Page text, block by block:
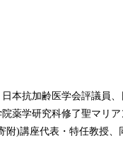
本抗加齢医学会評議員
薬学研究科修了聖マリ
附)講座代表・特任教授